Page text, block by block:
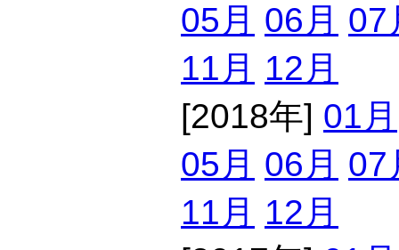
05月 06月 07
11月 12月
[2018年] 01月
05月 06月 07
11月 12月